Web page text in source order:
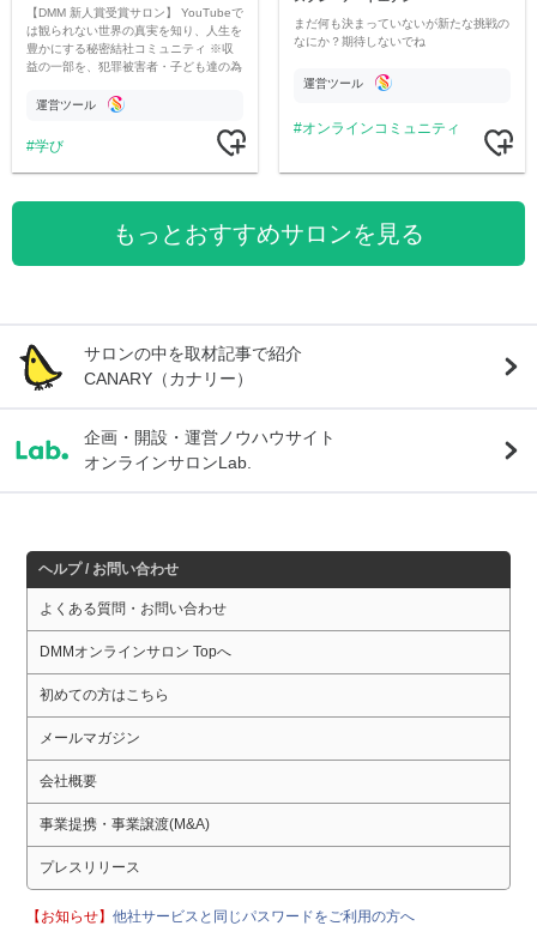
【DMM 新人賞受賞サロン】 YouTubeで
は観られない世界の真実を知り、人生を
豊かにする秘密結社コミュニティ ※収
益の一部を、犯罪被害者・子ども達の為
す運営ツール
学び
まだ何も決まっていないが新たな挑戦の
なにか？期待しないでね
運営ツール
オンラインコミュニティ
もっとおすすめサロンを見る
サロンの中を取材記事で紹介
CANARY（カナリー）
企画・開設・運営ノウハウサイト
オンラインサロンLab.
ヘルプ / お問い合わせ
よくある質問・お問い合わせ
DMMオンラインサロン Topへ
初めての方はこちら
メールマガジン
会社概要
事業提携・事業譲渡(M&A)
プレスリリース
【お知らせ】他社サービスと同じパスワードをご利用の方へ